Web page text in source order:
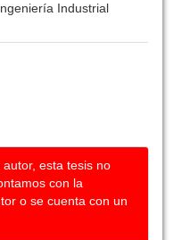
Industrial
esta tesis no
con la
o se cuenta con un